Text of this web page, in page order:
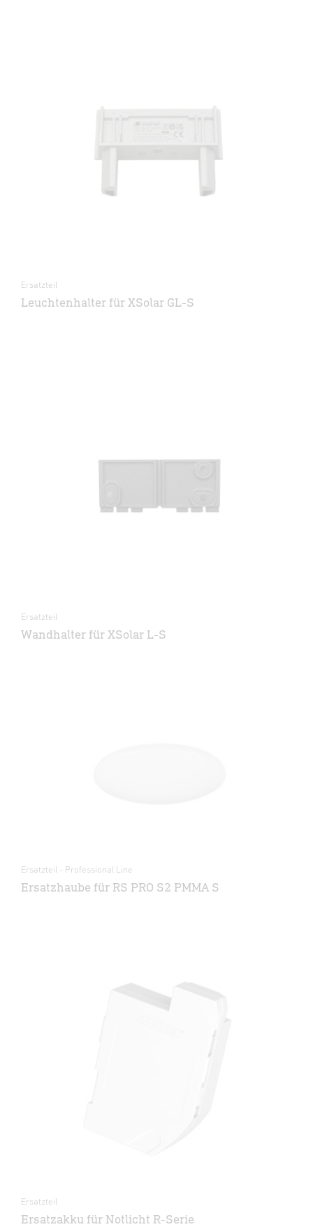
Ersatzteil
Leuchtenhalter für XSolar GL-S
Ersatzteil
Wandhalter für XSolar L-S
Ersatzteil - Professional Line
Ersatzhaube für RS PRO S2 PMMA S
Ersatzteil
Ersatzakku für Notlicht R-Serie